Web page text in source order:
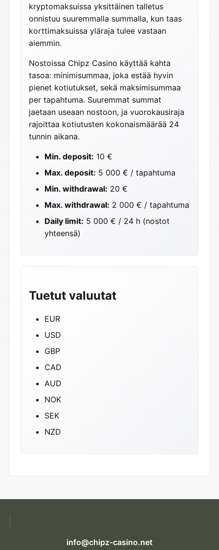
kryptomaksuissa yksittäinen talletus
onnistuu suuremmalla summalla, kun taas
korttimaksuissa yläraja tulee vastaan
aiemmin.
Nostoissa Chipz Casino käyttää kahta
tasoa: minimisummaa, joka estää hyvin
pienet kotiutukset, sekä maksimisummaa
per tapahtuma. Suuremmat summat
jaetaan useaan nostoon, ja vuorokausiraja
rajoittaa kotiutusten kokonaismäärää 24
tunnin aikana.
Min. deposit: 10 €
Max. deposit: 5 000 € / tapahtuma
Min. withdrawal: 20 €
Max. withdrawal: 2 000 € / tapahtuma
Daily limit: 5 000 € / 24 h (nostot
yhteensä)
Tuetut valuutat
EUR
USD
GBP
CAD
AUD
NOK
SEK
NZD
info@chipz-casino.net